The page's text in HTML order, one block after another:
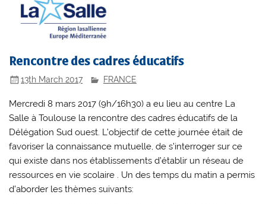
Rencontre des cadres éducatifs
13th March 2017 FRANCE
Mercredi 8 mars 2017 (9h/16h30) a eu lieu au centre La
Salle à Toulouse la rencontre des cadres éducatifs de la
Délégation Sud ouest. L’objectif de cette journée était de
favoriser la connaissance mutuelle, de s’interroger sur ce
qui existe dans nos établissements d’établir un réseau de
ressources en vie scolaire . Un des temps du matin a permis
d’aborder les thèmes suivants: